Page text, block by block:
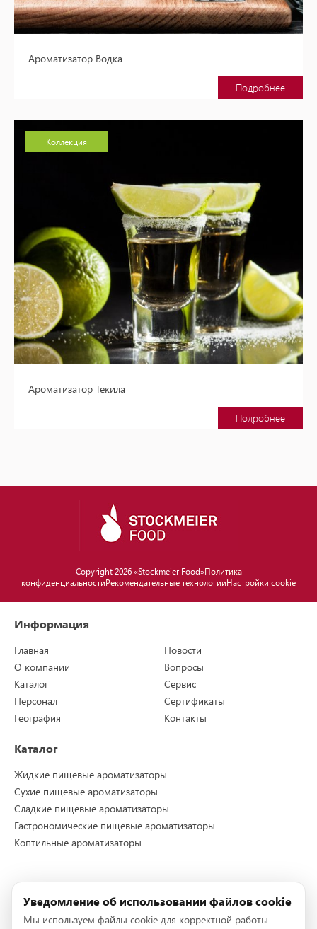
Ароматизатор Водка
Подробнее
Коллекция
Ароматизатор Текила
Подробнее
Copyright 2026 «Stockmeier Food»Политика
конфиденциальностиРекомендательные технологииНастройки cookie
Информация
Главная
О компании
Каталог
Персонал
География
Новости
Вопросы
Сервис
Сертификаты
Контакты
Каталог
Жидкие пищевые ароматизаторы
Сухие пищевые ароматизаторы
Сладкие пищевые ароматизаторы
Гастрономические пищевые ароматизаторы
Коптильные ароматизаторы
Контакты
Телефон:
+7 (495) 228-72-96
Уведомление об использовании файлов cookie
Мы используем файлы cookie для корректной работы